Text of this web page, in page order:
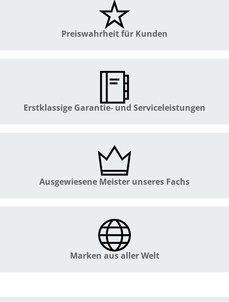
Preiswahrheit für Kunden
Erstklassige Garantie- und Serviceleistungen
Ausgewiesene Meister unseres Fachs
Marken aus aller Welt